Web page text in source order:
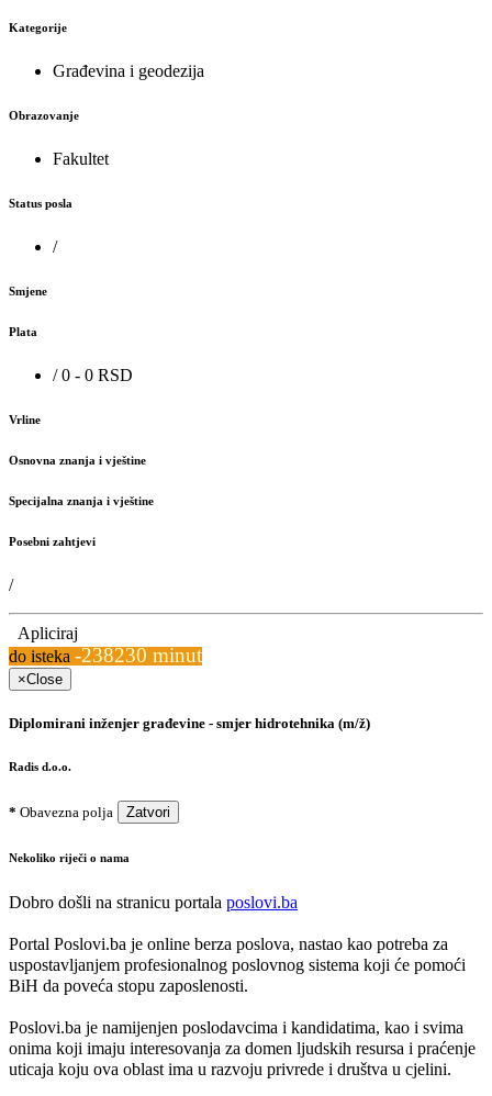
Kategorije
Građevina i geodezija
Obrazovanje
Fakultet
Status posla
/
Smjene
Plata
/ 0 - 0 RSD
Vrline
Osnovna znanja i vještine
Specijalna znanja i vještine
Posebni zahtjevi
/
Apliciraj
do isteka -238230 minut
×Close
Diplomirani inženjer građevine - smjer hidrotehnika (m/ž)
Radis d.o.o.
* Obavezna polja Zatvori
Nekoliko riječi o nama
Dobro došli na stranicu portala poslovi.ba
Portal Poslovi.ba je online berza poslova, nastao kao potreba za
uspostavljanjem profesionalnog poslovnog sistema koji će pomoći
BiH da poveća stopu zaposlenosti.
Poslovi.ba je namijenjen poslodavcima i kandidatima, kao i svima
onima koji imaju interesovanja za domen ljudskih resursa i praćenje
uticaja koju ova oblast ima u razvoju privrede i društva u cjelini.